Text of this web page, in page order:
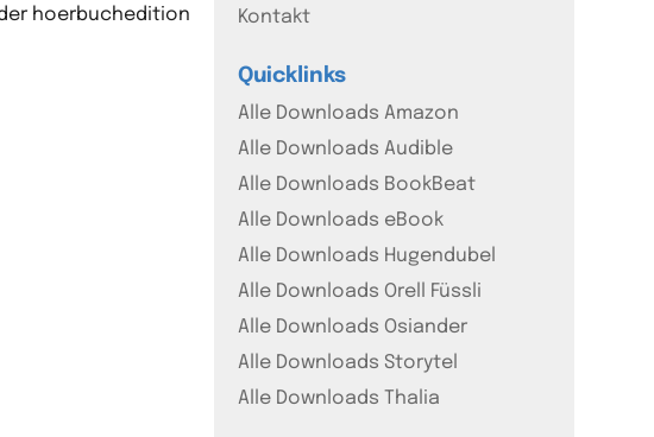
hoerbuchedition
Kontakt
Quicklinks
Alle Downloads Amazon
Alle Downloads Audible
Alle Downloads BookBeat
Alle Downloads eBook
Alle Downloads Hugendubel
Alle Downloads Orell Füssli
Alle Downloads Osiander
Alle Downloads Storytel
Alle Downloads Thalia